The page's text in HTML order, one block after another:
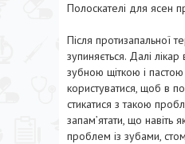
Полоскателі для ясен
Після протизапальної
зупиняється. Далі
зубною щіткою і пастою
користуватися, щоб в
стикатися з такою
запам’ятати, що навіть
проблем із зубами,